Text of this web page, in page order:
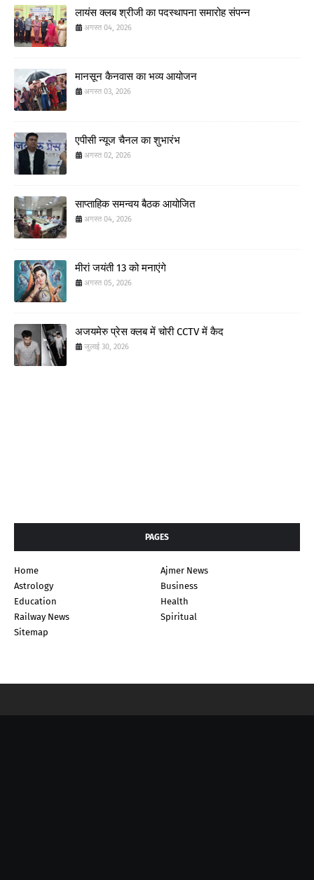
लायंस क्लब श्रीजी का पदस्थापना समारोह संपन्न
अगस्त 04, 2026
मानसून कैनवास का भव्य आयोजन
अगस्त 03, 2026
एपीसी न्यूज चैनल का शुभारंभ
अगस्त 02, 2026
साप्ताहिक समन्वय बैठक आयोजित
अगस्त 04, 2026
मीरां जयंती 13 को मनाएंगे
अगस्त 05, 2026
अजयमेरु प्रेस क्लब में चोरी CCTV में कैद
जुलाई 30, 2026
PAGES
Home
Ajmer News
Astrology
Business
Education
Health
Railway News
Spiritual
Sitemap